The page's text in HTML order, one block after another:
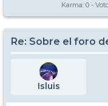
Karma: 0 -
Re: Sobre el foro
Isluis